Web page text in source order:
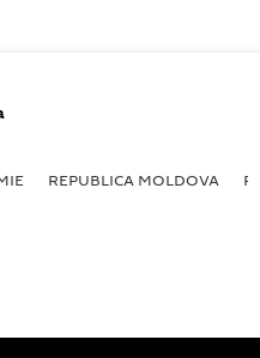
REPUBLICA MOLDOVA